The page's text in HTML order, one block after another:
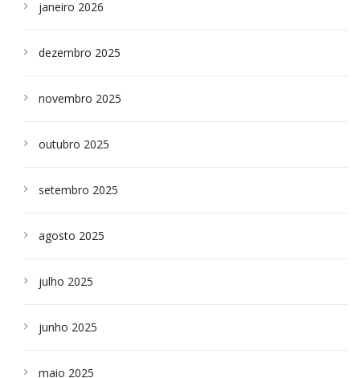
janeiro 2026
dezembro 2025
novembro 2025
outubro 2025
setembro 2025
agosto 2025
julho 2025
junho 2025
maio 2025